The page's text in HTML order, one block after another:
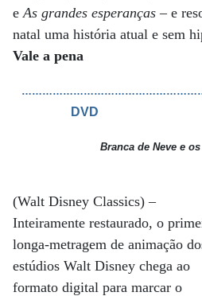
eAs grandes esperanças – e
natal uma história atual e sem
Vale a pena
DVD
Branca de Neve e
(Walt Disney Classics) –
Inteiramente restaurado, o
longa-metragem de animação
estúdios Walt Disney chega ao
formato digital para marcar o